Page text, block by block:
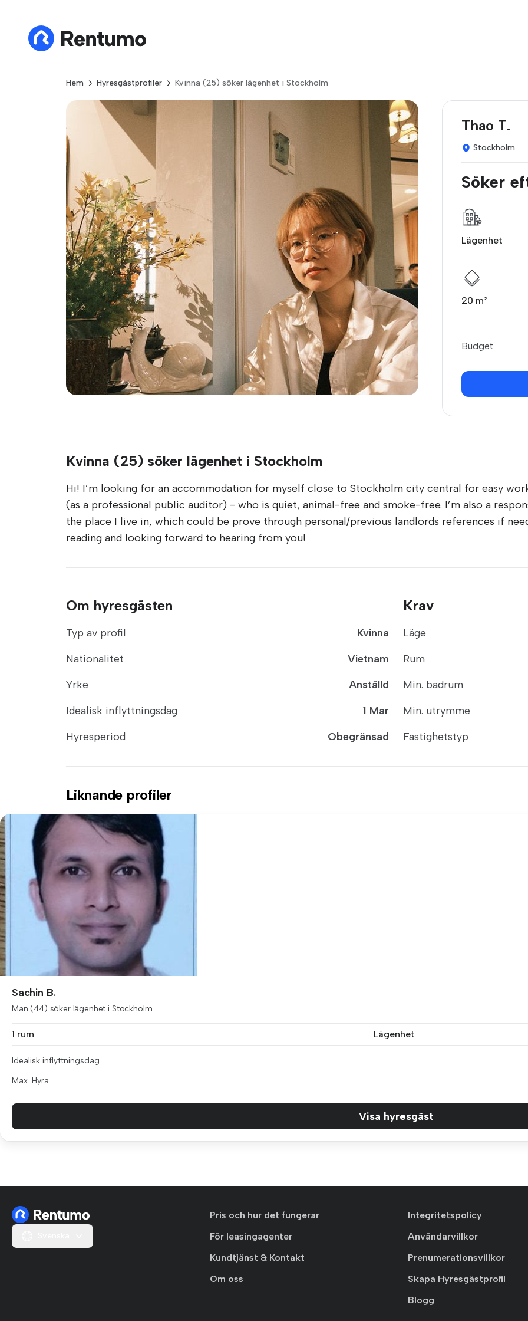
Hem Hyresgästprofiler Kvinna (25) söker lägenhet i Stockholm
Thao T.
Stockholm
Söker
Lägenhet
20 m²
Budget
Kvinna (25) söker lägenhet i Stockholm
Hi! I’m looking for an accommodation for myself close to Stockholm city central for easy
(as a professional public auditor) - who is quiet, animal-free and smoke-free. I’m also a
the place I live in, which could be prove through personal/previous landlords references if
reading and looking forward to hearing from you!
Om hyresgästen
Typ av profil
Kvinna
Nationalitet
Vietnam
Yrke
Anställd
Idealisk inflyttningsdag
1 Mar
Hyresperiod
Obegränsad
Krav
Läge
Rum
Min. badrum
Min. utrymme
Fastighetstyp
Liknande profiler
Sachin B.
Man (44) söker lägenhet i Stockholm
1 rum Lägenhet
Idealisk inflyttningsdag
Max. Hyra
Visa hyresgäst
Pris och hur det fungerar
För leasingagenter
Kundtjänst & Kontakt
Om oss
Integritetspolicy
Användarvillkor
Prenumerationsvillkor
Skapa Hyresgästprofil
Blogg